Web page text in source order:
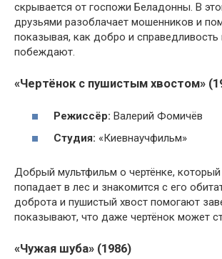
скрывается от госпожи Беладонны. В
друзьями разоблачает мошенников и
показывая, как добро и справедливость
побеждают.
«Чертёнок с пушистым хвостом»
Режиссёр: Валерий Фомичёв
Студия: «Киевнаучфильм»
Добрый мультфильм о чертёнке, который
попадает в лес и знакомится с его
доброта и пушистый хвост помогают
показывают, что даже чертёнок может
«Чужая шуба» (1986)